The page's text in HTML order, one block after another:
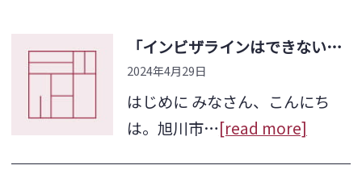
「インビザラインはできない人もいる？インビザラインができる症例できない症例をご紹介」
2024年4月29日
はじめに みなさん、こんにち
は。旭川市…[read more]